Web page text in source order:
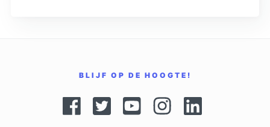
BLIJF OP DE HOOGTE!